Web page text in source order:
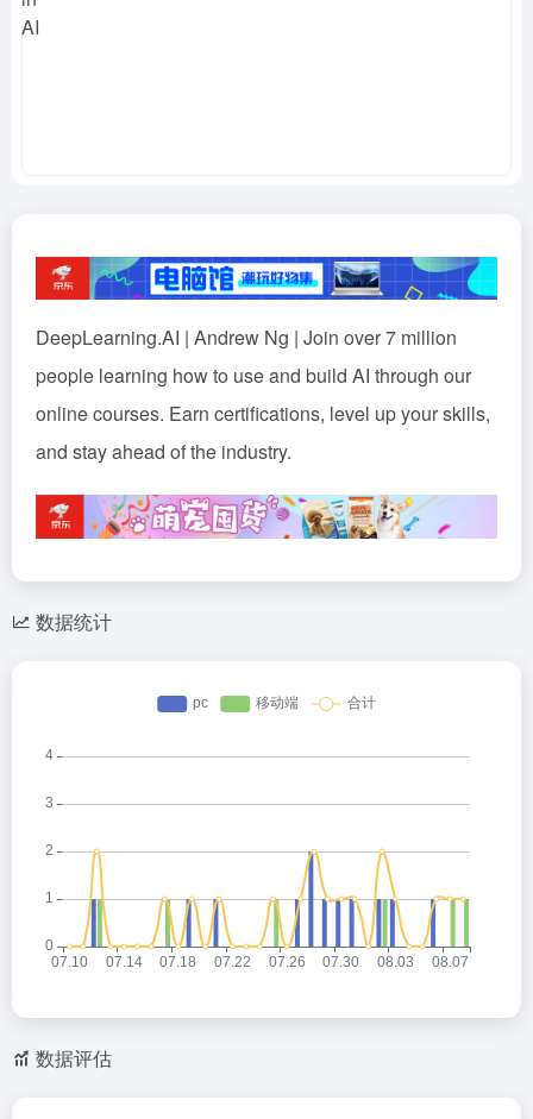
DeepLearning.AI | Andrew Ng | Join over 7 million
people learning how to use and build AI through our
online courses. Earn certifications, level up your skills,
and stay ahead of the industry.
数据统计
数据评估